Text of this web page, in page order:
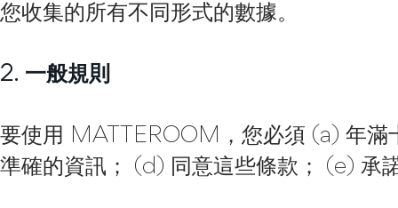
您收集的所有不同形式的數據。
2. 一般規則
要使用 MATTEROOM，您必須 (a) 年滿
準確的資訊； (d) 同意這些條款； (e) 承